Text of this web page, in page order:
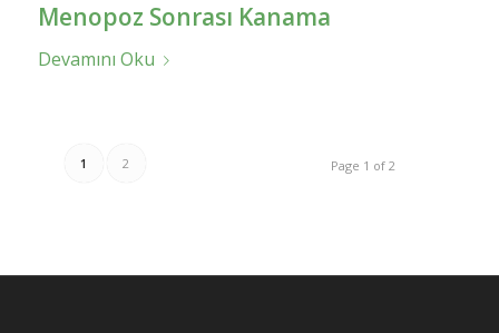
Menopoz Sonrası Kanama
Devamını Oku
Page 1 of 2
1 2